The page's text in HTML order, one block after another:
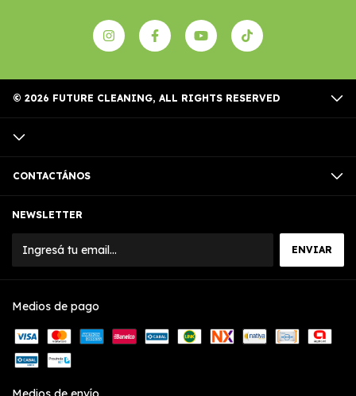
© 2026 FUTURE CLEANING, ALL RIGHTS RESERVED
CONTACTÁNOS
NEWSLETTER
Medios de pago